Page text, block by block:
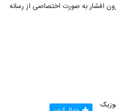
افشار به صورت اختصاصی از رسانه